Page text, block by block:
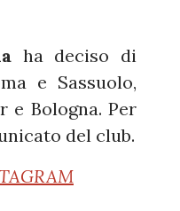
ha deciso di
e Sassuolo,
Bologna. Per
del club.